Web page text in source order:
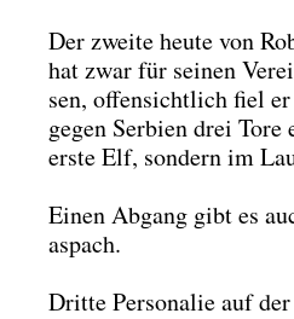
Der zwei­te heu­te von
hat zwar für sei­nen
sen, offen­sicht­lich fiel
gegen Ser­bi­en drei
ers­te Elf, son­dern im
Einen Abgang gibt es
as­pach.
Drit­te Per­so­na­lie auf